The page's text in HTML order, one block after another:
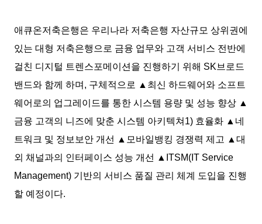
애큐온저축은행은 우리나라 저축은행 자산규모 상위권에
있는 대형 저축은행으로 금융 업무와 고객 서비스 전반에
걸친 디지털 트렌스포메이션을 진행하기 위해 SK브로드
밴드와 함께 하며, 구체적으로 ▲최신 하드웨어와 소프트
웨어로의 업그레이드를 통한 시스템 용량 및 성능 향상 ▲
금융 고객의 니즈에 맞춘 시스템 아키텍쳐1) 효율화 ▲네
트워크 및 정보보안 개선 ▲모바일뱅킹 경쟁력 제고 ▲대
외 채널과의 인터페이스 성능 개선 ▲ITSM(IT Service
Management) 기반의 서비스 품질 관리 체계 도입을 진행
할 예정이다.